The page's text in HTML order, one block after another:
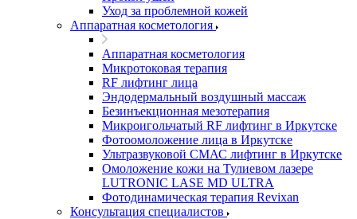
Уход за проблемной кожей
Аппаратная косметология
Аппаратная косметология
Микротоковая терапия
RF лифтинг лица
Эндодермальный воздушный массаж
Безинъекционная мезотерапия
Микроигольчатый RF лифтинг в Иркутске
Фотоомоложение лица в Иркутске
Ультразвуковой СМАС лифтинг в Иркутске
Омоложение кожи на Тулиевом лазере
LUTRONIC LASE MD ULTRA
Фотодинамическая терапия Revixan
Консультация специалистов